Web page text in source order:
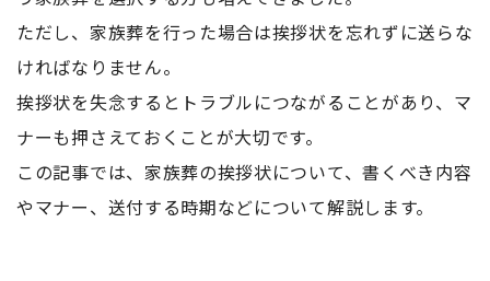
ただし、家族葬を行った場合は挨拶状を忘れずに送らな
ければなりません。
挨拶状を失念するとトラブルにつながることがあり、マ
ナーも押さえておくことが大切です。
この記事では、家族葬の挨拶状について、書くべき内容
やマナー、送付する時期などについて解説します。